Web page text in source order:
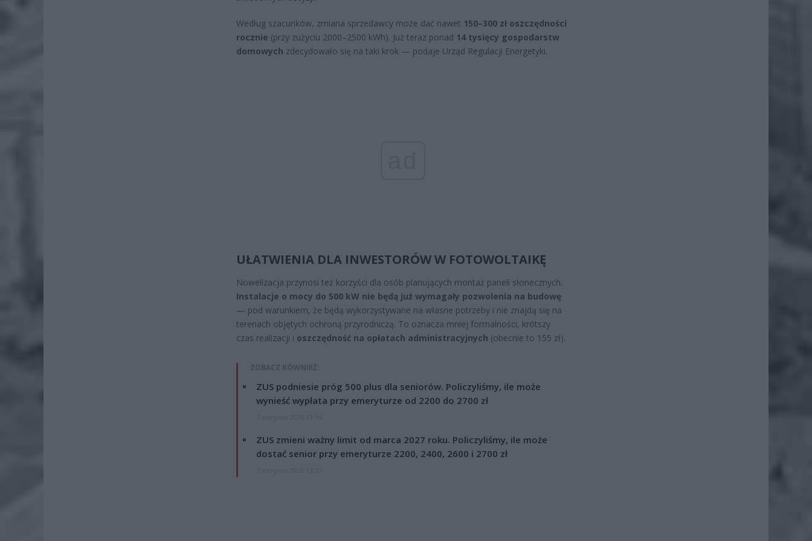
Według szacunków, zmiana sprzedawcy może dać nawet 150–300 zł oszczędności
rocznie (przy zużyciu 2000–2500 kWh). Już teraz ponad 14 tysięcy gospodarstw
domowych zdecydowało się na taki krok — podaje Urząd Regulacji Energetyki.
UŁATWIENIA DLA INWESTORÓW W FOTOWOLTAIKĘ
Nowelizacja przynosi też korzyści dla osób planujących montaż paneli słonecznych.
Instalacje o mocy do 500 kW nie będą już wymagały pozwolenia na budowę
— pod warunkiem, że będą wykorzystywane na własne potrzeby i nie znajdą się na
terenach objętych ochroną przyrodniczą. To oznacza mniej formalności, krótszy
czas realizacji i oszczędność na opłatach administracyjnych (obecnie to 155 zł).
ZOBACZ RÓWNIEŻ:
ZUS podniesie próg 500 plus dla seniorów. Policzyliśmy, ile może
wynieść wypłata przy emeryturze od 2200 do 2700 zł
ZUS zmieni ważny limit od marca 2027 roku. Policzyliśmy, ile może
dostać senior przy emeryturze 2200, 2400, 2600 i 2700 zł